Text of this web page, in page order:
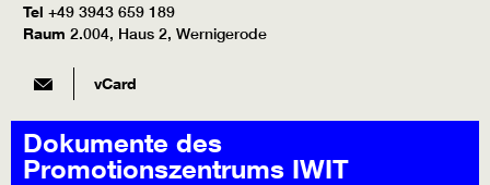
Tel +49 3943 659 189
Raum 2.004, Haus 2, Wernigerode
vCard
Dokumente des
Promotionszentrums IWIT